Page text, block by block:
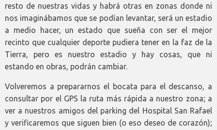
resto de nuestras vidas y habrá otras en zonas donde ni
nos imaginábamos que se podían levantar, será un estadio
a medio hacer, un estado que sueña con ser el mejor
recinto que cualquier deporte pudiera tener en la faz de la
Tierra, pero es nuestro estadio y hay cosas, que ni
estando en obras, podrán cambiar.
Volveremos a prepararnos el bocata para el descanso, a
consultar por el GPS la ruta más rápida a nuestro zona; a
ver a nuestros amigos del parking del Hospital San Rafael
y verificaremos que siguen bien (o eso deseo de corazón);